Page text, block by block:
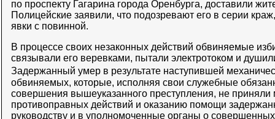
по проспекту Гагарина города Оренбурга, доставили
Полицейские заявили, что подозревают его в серии
явки с повинной.
В процессе своих незаконных действий обвиняемые
связывали его веревками, пытали электротоком и
Задержанный умер в результате наступившей
обвиняемых, которые, исполняя свои служебные
совершения вышеуказанного преступления, не
противоправных действий и оказанию помощи
руководству и в уполномоченные органы о